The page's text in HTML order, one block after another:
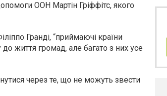
ООН Мартін Гріффітс, якого
Гранді, “приймаючі країни
життя громад, але багато з них усе
через те, що не можуть звести